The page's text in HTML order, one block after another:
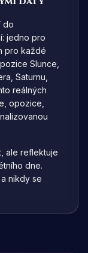
do
jedno pro
pro každé
Slunce,
Saturnu,
reálných
opozice,
ale reflektuje
dne.
nikdy se